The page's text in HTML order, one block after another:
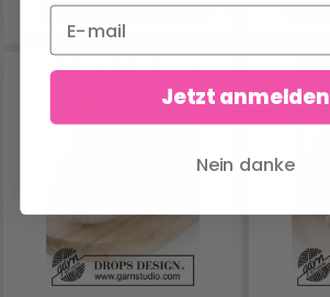
Jetzt anmelden
Nein danke